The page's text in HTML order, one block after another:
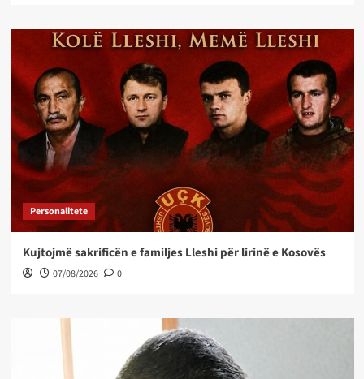
Personalitete
Kujtojmë sakrificën e familjes Lleshi për lirinë e Kosovës
07/08/2026 0